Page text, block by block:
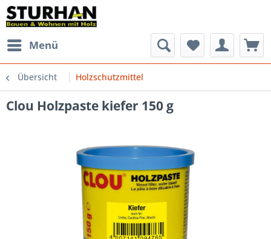
Menü
Übersicht Holzschutzmittel
Clou Holzpaste kiefer 150 g